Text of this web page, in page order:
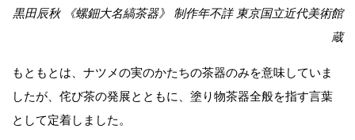
黒田辰秋 《螺鈿大名縞茶器》 制作年不詳 東京国立近代美術館
蔵
もともとは、ナツメの実のかたちの茶器のみを意味していま
したが、侘び茶の発展とともに、塗り物茶器全般を指す言葉
として定着しました。